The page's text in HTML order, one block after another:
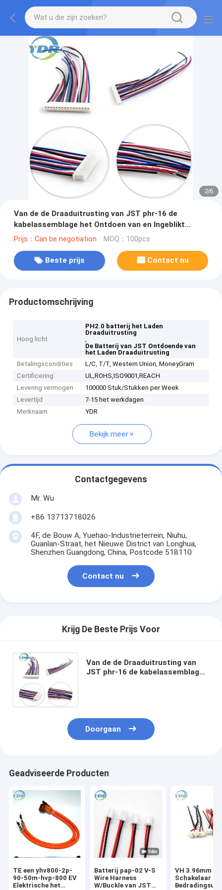
2/6
Van de de Draaduitrusting van JST phr-16 de
kabelassemblage het Ontdoen van en Ingeblikt
Beëindigen
Prijs：Can be negotiation MOQ：100pcs
Beste prijs Contact nu
Productomschrijving
Hoog licht
PH2.0 batterij het Laden
Draaduitrusting
,
De Batterij van JST Ontdoende van
het Laden Draaduitrusting
Betalingscondities
L/C, T/T, Western Union, MoneyGram
Certificering
UL,ROHS,ISO9001,REACH
Levering vermogen
100000 Stuk/Stukken per Week
Levertijd
7-15 het werkdagen
Merknaam
YDR
Bekijk meer
Contactgegevens
Mr. Wu
+86 13713718026
4F, de Bouw A, Yuehao-Industrieterrein, Niuhu,
Guanlan-Straat, het Nieuwe District van Longhua,
Shenzhen Guangdong, China, Postcode 518110
Contact nu
Krijg De Beste Prijs Voor
Van de de Draaduitrusting van
JST phr-16 de kabelassemblage
Doorgaan
Geadviseerde Producten
TE een yhv800-2p-
90-50m-hvp-800 EV
Elektrische het
Batterij pap-02 V-S
Wire Harness
W/Buckle van JST
VH 3.96mm
Schakelaar